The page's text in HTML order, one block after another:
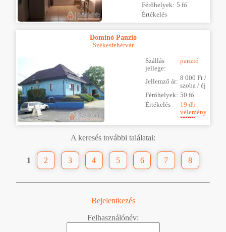
Férőhelyek: 5 fő
Értékelés
Dominó Panzió
Székesfehérvár
Szállás
jellege:
panzió
Jellemző ár: 8 000 Ft /
szoba / éj
Férőhelyek: 50 fő
Értékelés
19 db
vélemény
A keresés további találatai:
1 2 3 4 5 6 7 8
Bejelentkezés
Felhasználónév: